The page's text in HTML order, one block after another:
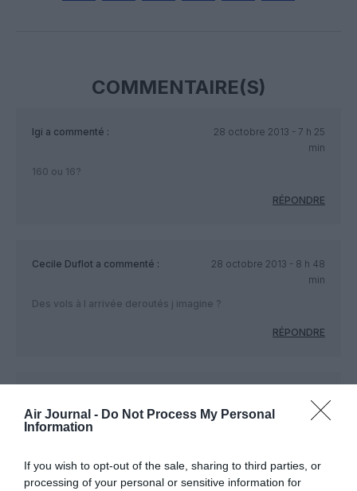
Air Journal - Do Not Process My Personal
Information
If you wish to opt-out of the sale, sharing to third parties, or
processing of your personal or sensitive information for
COMMENTAIRE(S)
Igi a commenté :
28 octobre 2013 - 7 h 25
min
160 ou 16?
RÉPONDRE
Cecile Duflot a commenté :
28 octobre 2013 - 8 h 48
min
Des vols à l arrivée deroutés j imagine ?
RÉPONDRE
min
RÉPONDRE